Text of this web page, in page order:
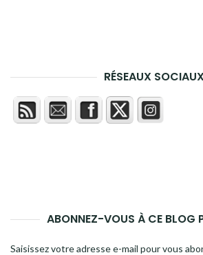
RÉSEAUX
ABONNEZ-VOUS À CE BLOG
Saisissez votre adresse e-mail pour vous